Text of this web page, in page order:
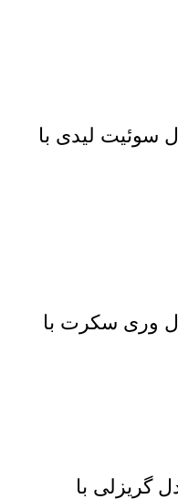
سوئیت لیدی با
وری سکرت با
گریزلی با